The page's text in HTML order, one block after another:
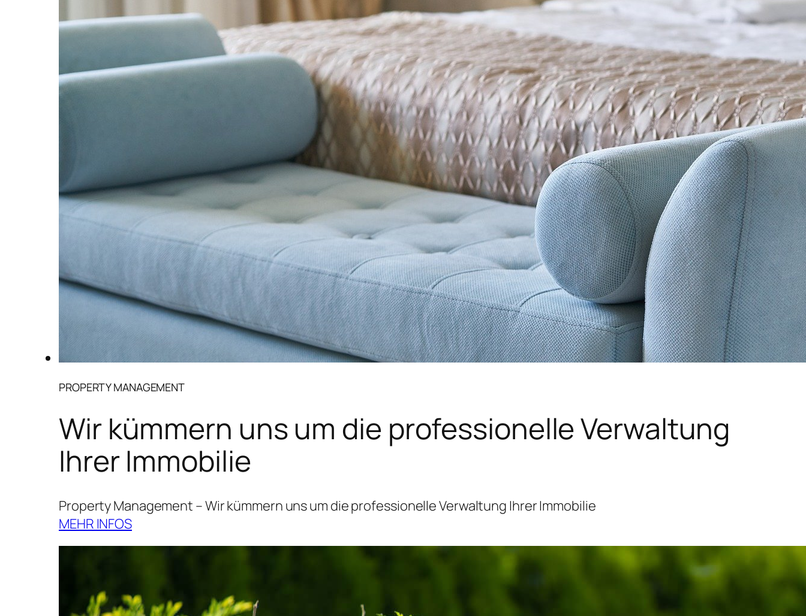
PROPERTY MANAGEMENT
Wir kümmern uns um die professionelle Verwaltung
Ihrer Immobilie
Property Management – Wir kümmern uns um die professionelle Verwaltung Ihrer Immobilie
MEHR INFOS